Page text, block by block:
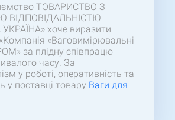
ТОВАРИСТВО З
ВІДПОВІДАЛЬНІСТЮ
хоче виразити
«Ваговимірювальні
за плідну співпрацю
часу. За
у роботі, оперативність та
у поставці товару Ваги для